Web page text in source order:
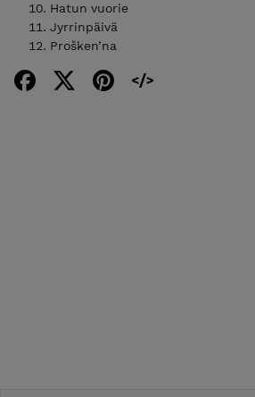
Hatun vuorie
Jyrrinpäivä
Prošken’na